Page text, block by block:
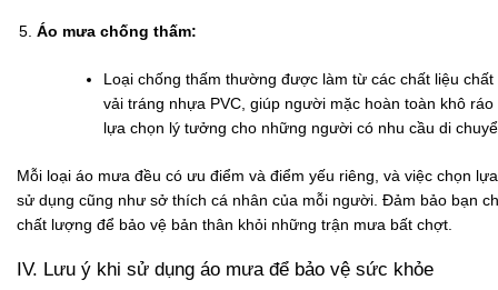
Áo mưa chống thấm:
Loại chống thấm thường được làm từ các chất liệu
vải tráng nhựa PVC, giúp người mặc hoàn toàn khô
lựa chọn lý tưởng cho những người có nhu cầu di
Mỗi loại áo mưa đều có ưu điểm và điểm yếu riêng, và việc chọn
sử dụng cũng như sở thích cá nhân của mỗi người. Đảm bảo bạn
chất lượng để bảo vệ bản thân khỏi những trận mưa bất chợt.
IV. Lưu ý khi sử dụng áo mưa để bảo vệ sức khỏe